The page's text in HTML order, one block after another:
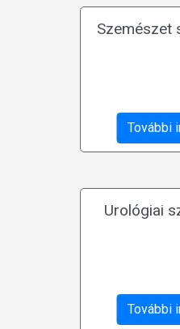
Szemészet
További
Urológiai
További